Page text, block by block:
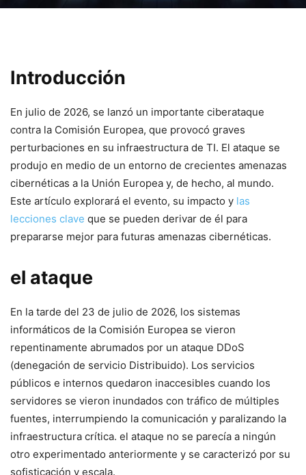
Introducción
En julio de 2026, se lanzó un importante ciberataque
contra la Comisión Europea, que provocó graves
perturbaciones en⁣ su ⁣infraestructura de TI. El ‍ataque​ se
produjo ‌en medio de un entorno de crecientes ⁢amenazas
cibernéticas a la Unión Europea y, de hecho, al mundo.
Este artículo explorará el evento, su impacto y las
lecciones clave que se pueden derivar de él ⁣para
prepararse mejor para futuras amenazas cibernéticas.
el ataque
En la ⁣tarde⁢ del 23 de julio de 2026, los sistemas ​
informáticos de la Comisión Europea se vieron
repentinamente ‍abrumados por un ataque DDoS
‌(denegación de servicio Distribuido). Los ‌servicios
públicos e internos quedaron inaccesibles cuando los
servidores se ‌vieron inundados con tráfico de múltiples
fuentes, interrumpiendo la comunicación y paralizando la
infraestructura crítica. el ataque no se parecía a ningún⁢
otro experimentado anteriormente y se caracterizó por ⁢su
sofisticación y escala.